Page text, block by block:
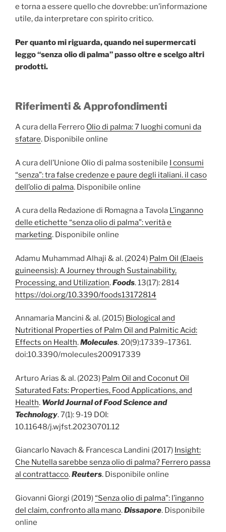
e torna a essere quello che dovrebbe: un’informazione
utile, da interpretare con spirito critico.
Per quanto mi riguarda, quando nei supermercati
leggo “senza olio di palma” passo oltre e scelgo altri
prodotti.
Riferimenti & Approfondimenti
A cura della Ferrero Olio di palma: 7 luoghi comuni da
sfatare. Disponibile online
A cura dell’Unione Olio di palma sostenibile I consumi
“senza”: tra false credenze e paure degli italiani. il caso
dell’olio di palma. Disponibile online
A cura della Redazione di Romagna a Tavola L’inganno
delle etichette “senza olio di palma”: verità e
marketing. Disponibile online
Adamu Muhammad Alhaji & al. (2024) Palm Oil (Elaeis
guineensis): A Journey through Sustainability,
Processing, and Utilization.Foods. 13(17): 2814
https://doi.org/10.3390/foods13172814
Annamaria Mancini & al. (2015) Biological and
Nutritional Properties of Palm Oil and Palmitic Acid:
Effects on Health.Molecules. 20(9):17339–17361.
doi:10.3390/molecules200917339
Arturo Arias & al. (2023) Palm Oil and Coconut Oil
Saturated Fats: Properties, Food Applications, and
Health. World Journal of Food Science and
Technology. 7(1): 9-19 DOI:
10.11648/j.wjfst.20230701.12
Giancarlo Navach & Francesca Landini (2017) Insight:
Che Nutella sarebbe senza olio di palma? Ferrero passa
al contrattacco.Reuters. Disponibile online
Giovanni Giorgi (2019)“Senza olio di palma”: l’inganno
del claim, confronto alla mano.Dissapore. Disponibile
online